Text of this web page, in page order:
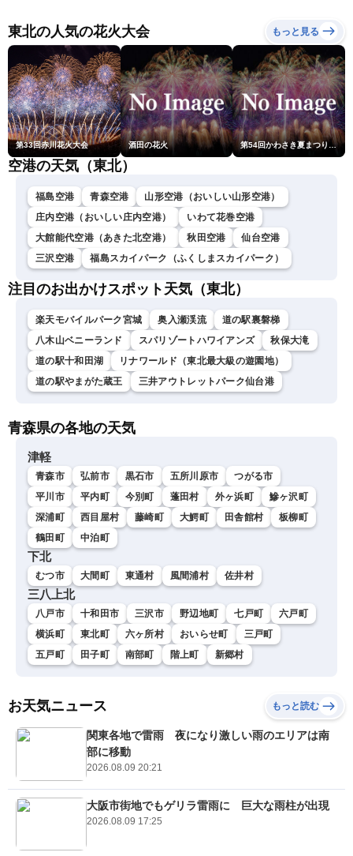
衣／芳野達郎〉
東北の人気の花火大会 もっと見る
第33回赤川花火大会 酒田の花火 第54回かわさき夏まつり花火大会「おらが自慢のでっかい花火」
空港の天気（東北）
福島空港 青森空港
山形空港（おいしい山形空港）
庄内空港（おいしい庄内空港）
いわて花巻空港
大館能代空港（あきた北空港）
秋田空港
仙台空港
三沢空港
福島スカイパーク（ふくしまスカイパーク）
注目のお出かけスポット天気（東北）
楽天モバイルパーク宮城 奥入瀬渓流
道の駅裏磐梯
八木山ベニーランド
スパリゾートハワイアンズ
秋保大滝
道の駅十和田湖
リナワールド（東北最大級の遊園地）
道の駅やまがた蔵王
三井アウトレットパーク仙台港
青森県の各地の天気
津軽
青森市 弘前市 黒石市 五所川原市
つがる市
平川市
平内町 今別町 蓬田村 外ヶ浜町
鰺ヶ沢町
深浦町
西目屋村 藤崎町 大鰐町 田舎館村
板柳町
鶴田町
中泊町
下北
むつ市 大間町 東通村 風間浦村 佐井村
三八上北
八戸市 十和田市 三沢市 野辺地町 七戸町
六戸町
横浜町
東北町 六ヶ所村 おいらせ町
三戸町
五戸町
田子町 南部町 階上町 新郷村
お天気ニュース もっと読む
関東各地で雷雨 夜になり激しい雨のエリアは南
部に移動
2026.08.09 20:21
大阪市街地でもゲリラ雷雨に 巨大な雨柱が出現
2026.08.09 17:25